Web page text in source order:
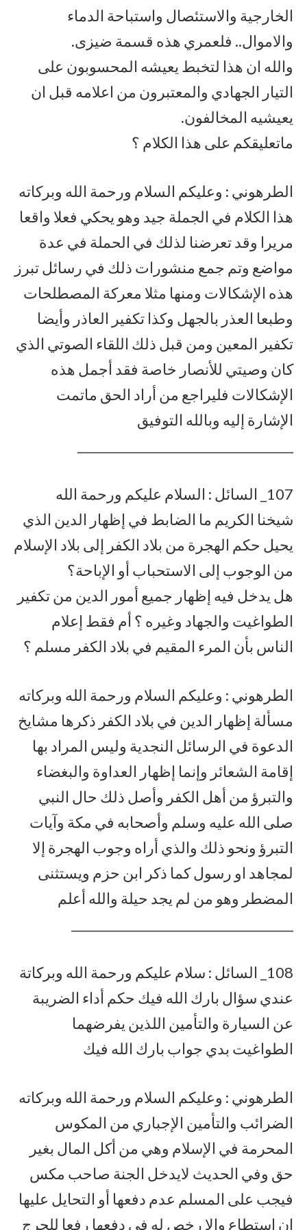
الخارجية والاستئصال واستباحة الدماء
والاموال.. فلعمري هذه قسمة ضيزى.
والله ان هذا لتخبط يعيشه المحسوبون على
التيار الجهادي والمعتبرون من اعلامه قبل ان
يعيشيه المخالفون.
ماتعليقكم على هذا الكلام ؟
الطرهوني : وعليكم السلام ورحمة الله وبركاته
هذا الكلام في الجملة جيد وهو يحكي فعلا واقعا
مريرا وقد تعرضنا لذلك في الحملة في عدة
مواضع وتم جمع منشورات ذلك في رسائل تبرز
هذه الإشكالات ومنها مثلا معركة المصطلحات
وطبعا العذر بالجهل وكذا تكفير العاذر وأيضا
تكفير المعين ومن قبل ذلك اللقاء الصوتي الذي
كان وصيتي للأنصار خاصة فقد أجمل هذه
الإشكالات فليراجع من أراد الحق ماتمت
الإشارة إليه وبالله التوفيق
107_ السائل : السلام عليكم ورحمة الله
شيخنا الكريم ما الضابط في إظهار الدين الذي
يحيل حكم الهجرة من بلاد الكفر إلى بلاد الإسلام
من الوجوب إلى الاستحباب أو الإباحة؟
هل يدخل فيه إظهار جميع أمور الدين من تكفير
الطواغيت والجهاد وغيره ؟ أم فقط إعلام
الناس بأن المرء المقيم في بلاد الكفر مسلم ؟
الطرهوني : وعليكم السلام ورحمة الله وبركاته
مسألة إظهار الدين في بلاد الكفر ذكرها مشايخ
الدعوة في الرسائل النجدية وليس المراد بها
إقامة الشعائر وإنما إظهار العداوة والبغضاء
والتبرؤ من أهل الكفر وأصل ذلك حال النبي
صلى الله عليه وسلم وأصحابه في مكة وآيات
التبرؤ ونحو ذلك والذي أراه وجوب الهجرة إلا
لمجاهد او رسول كما ذكر ابن حزم ويستثنى
المضطر وهو من لم يجد حيلة والله أعلم
108_ السائل : سلام عليكم ورحمة الله وبركاتة
عندي سؤال بارك الله فيك حكم أداء الضريبة
عن السيارة والتأمين اللذين يفرضهما
الطواغيت بدي جواب بارك الله فيك
الطرهوني : وعليكم السلام ورحمة الله وبركاته
الضرائب والتأمين الإجباري من المكوس
المحرمة في الإسلام وهي من أكل المال بغير
حق وفي الحديث لايدخل الجنة صاحب مكس
فيجب على المسلم عدم دفعها أو التحايل عليها
إن استطاع وإلا رخص له في دفعها رفعا للحرج